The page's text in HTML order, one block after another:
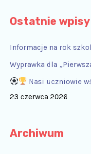
Ostatnie wpisy
Informacje na rok
Wyprawka dla
Nasi uczniowie
23 czerwca 2026
Archiwum